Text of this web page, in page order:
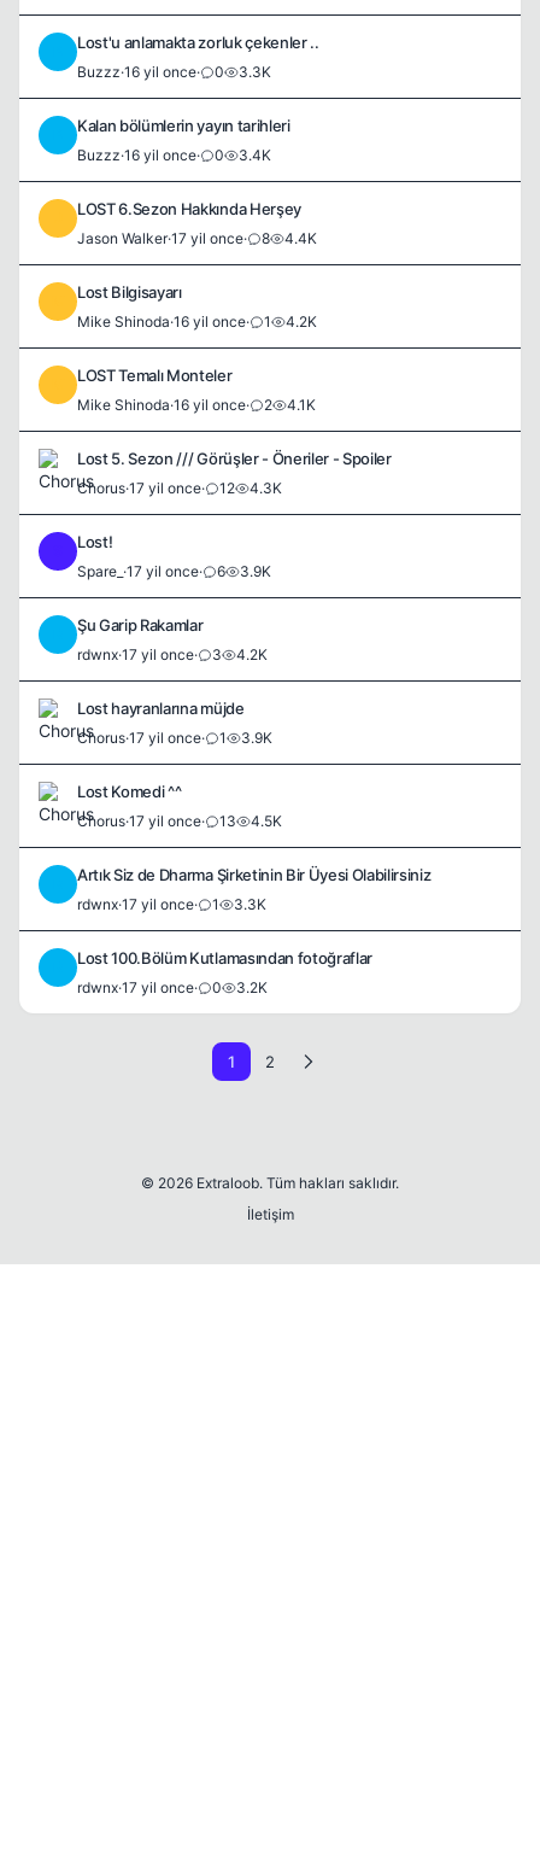
Lost'u anlamakta zorluk çekenler ..
Buzzz·16 yil once· 0 3.3K
Kalan bölümlerin yayın tarihleri
Buzzz·16 yil once· 0 3.4K
LOST 6.Sezon Hakkında Herşey
Jason Walker·17 yil once· 8 4.4K
Lost Bilgisayarı
Mike Shinoda·16 yil once· 1 4.2K
LOST Temalı Monteler
Mike Shinoda·16 yil once· 2 4.1K
Lost 5. Sezon /// Görüşler - Öneriler - Spoiler
Chorus·17 yil once· 12 4.3K
Lost!
Spare_ ·17 yil once· 6 3.9K
Şu Garip Rakamlar
rdwnx·17 yil once· 3 4.2K
Lost hayranlarına müjde
Chorus·17 yil once· 1 3.9K
Lost Komedi ^^
Chorus·17 yil once· 13 4.5K
Artık Siz de Dharma Şirketinin Bir Üyesi Olabilirsiniz
rdwnx·17 yil once· 1 3.3K
Lost 100.Bölüm Kutlamasından fotoğraflar
rdwnx·17 yil once· 0 3.2K
1 2
© 2026 Extraloob. Tüm hakları saklıdır.
İletişim